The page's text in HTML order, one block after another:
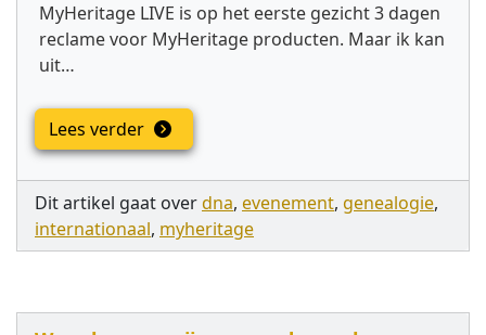
MyHeritage LIVE is op het eerste gezicht 3 dagen
reclame voor MyHeritage producten. Maar ik kan
uit…
Lees verder
Dit artikel gaat overdna, evenement, genealogie,
internationaal, myheritage